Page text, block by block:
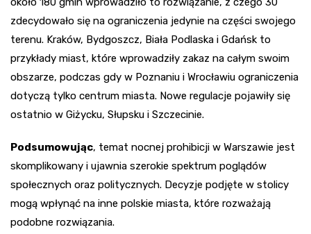
zdecydowało się na ograniczenia jedynie na części swojego
terenu. Kraków, Bydgoszcz, Biała Podlaska i Gdańsk to
przykłady miast, które wprowadziły zakaz na całym swoim
obszarze, podczas gdy w Poznaniu i Wrocławiu ograniczenia
dotyczą tylko centrum miasta. Nowe regulacje pojawiły się
ostatnio w Giżycku, Słupsku i Szczecinie.
Podsumowując, temat nocnej prohibicji w Warszawie jest
skomplikowany i ujawnia szerokie spektrum poglądów
społecznych oraz politycznych. Decyzje podjęte w stolicy
mogą wpłynąć na inne polskie miasta, które rozważają
podobne rozwiązania.